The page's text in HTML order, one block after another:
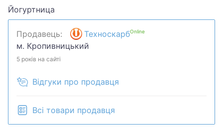
Йогуртница
Продавець: ТехноскарбOnline
м. Кропивницький
5 років на сайті
Відгуки про продавця
Всі товари продавця